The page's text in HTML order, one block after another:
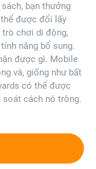
bạn thưởng
được đổi lấy
trò chơi di động,
năng bổ sung.
được gì. Mobile
và, giống như bất
có thể được
soát cách nó trông.